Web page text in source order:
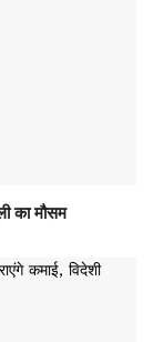
का मौसम